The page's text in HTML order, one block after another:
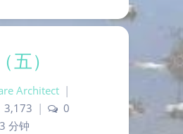
五）
Architect |
3,173 |
0
分钟